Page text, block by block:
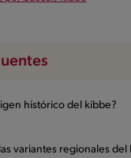
histórico del kibbe?
variantes regionales del